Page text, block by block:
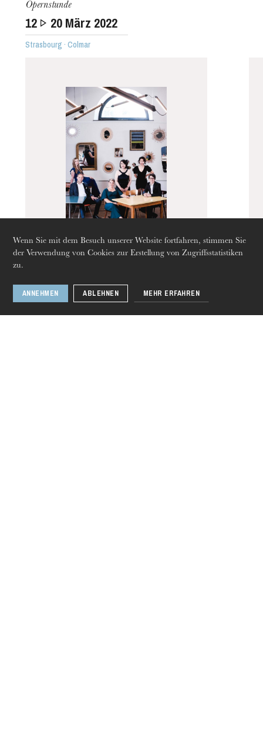
Wenn Sie mit dem Besuch unserer Website fortfahren, stimmen Sie
der Verwendung von Cookies zur Erstellung von Zugriffsstatistiken
zu.
ANNEHMEN ABLEHNEN MEHR ERFAHREN
Die OnR mit euch
Führungen durch die Oper
Opernstunde
12 20 März 2022
Strasbourg · Colmar
der Operette